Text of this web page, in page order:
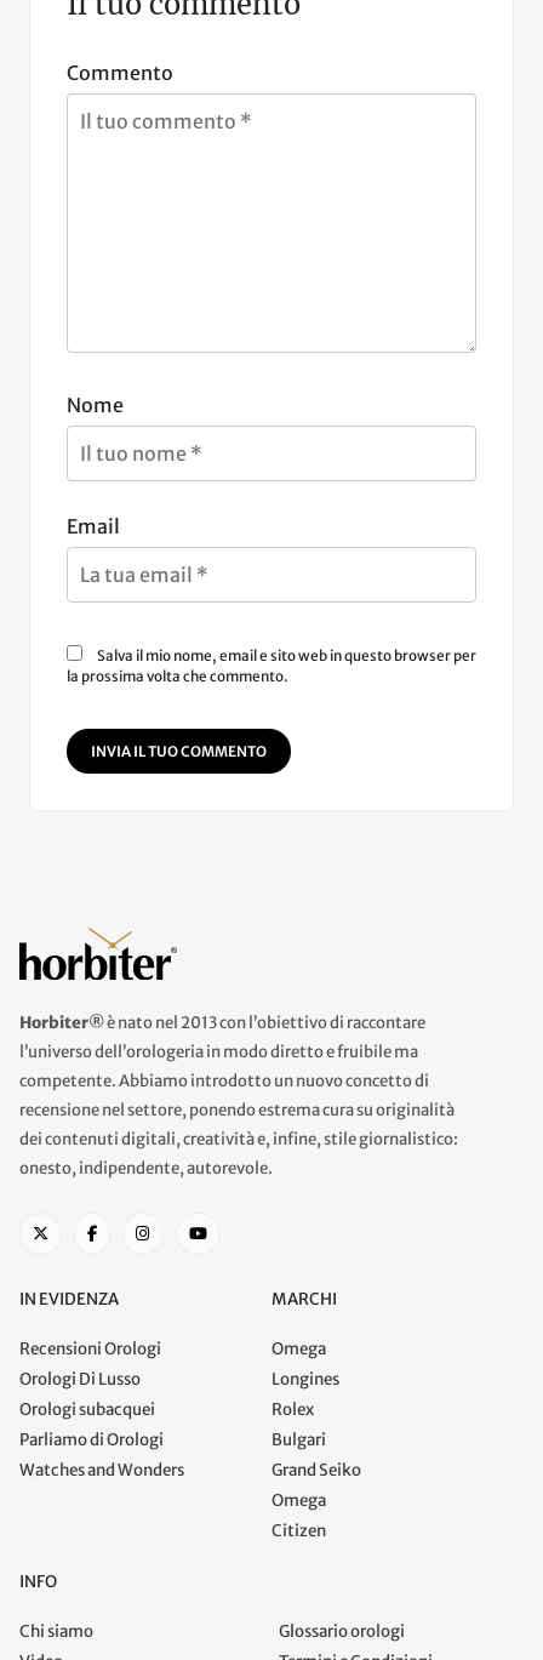
Commento
Nome
Email
Salva il mio nome, email e sito web in questo browser per
la prossima volta che commento.
INVIA IL TUO COMMENTO
Horbiter®è nato nel 2013 con l’obiettivo di raccontare
l’universo dell’orologeria in modo diretto e fruibile ma
competente. Abbiamo introdotto un nuovo concetto di
recensione nel settore, ponendo estrema cura su originalità
dei contenuti digitali, creatività e, infine, stile giornalistico:
onesto, indipendente, autorevole.
IN EVIDENZA
Recensioni Orologi
Orologi Di Lusso
Orologi subacquei
Parliamo di Orologi
Watches and Wonders
MARCHI
Omega
Longines
Rolex
Bulgari
Grand Seiko
Omega
Citizen
INFO
Chi siamo
Glossario orologi